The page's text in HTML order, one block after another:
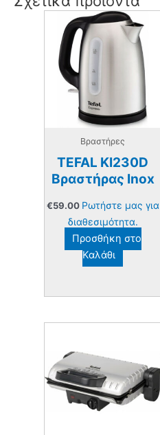
Βραστήρες
TEFAL KI230D
Βραστήρας Inox
€59.00 Ρωτήστε μας για
διαθεσιμότητα.
Προσθήκη στο
Καλάθι